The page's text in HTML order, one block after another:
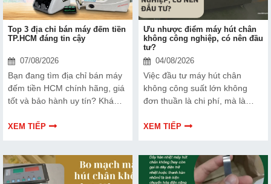
Top 3 địa chỉ bán máy đếm tiền
TP.HCM đáng tin cậy
07/08/2026
Bạn đang tìm địa chỉ bán máy
đếm tiền HCM chính hãng, giá
tốt và bảo hành uy tín? Khám
nhiều doanh nghiệp, cửa hàng
XEM TIẾP
Ưu nhược điểm máy hút chân
không công nghiệp, có nên đầu
tư?
04/08/2026
Việc đầu tư máy hút chân
không công suất lớn không
đơn thuần là chi phí, mà là
sản phẩm và nâng cao vị thế
điểm của thiết bị này để có
thêm thông tin và giúp bạn đưa
XEM TIẾP